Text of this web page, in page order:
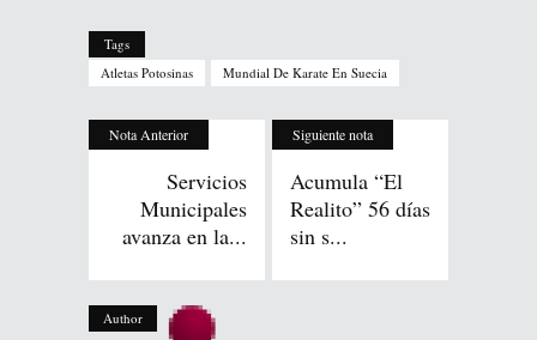
Tags
Atletas Potosinas
Mundial De Karate En Suecia
Nota Anterior
Servicios
Municipales
avanza en la...
Siguiente nota
Acumula “El
Realito” 56 días
sin s...
Author